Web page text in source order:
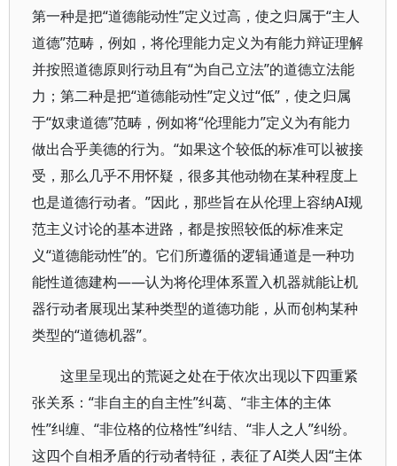
第一种是把“道德能动性”定义过高，使之归属于“主人
道德”范畴，例如，将伦理能力定义为有能力辩证理解
并按照道德原则行动且有“为自己立法”的道德立法能
力；第二种是把“道德能动性”定义过“低”，使之归属
于“奴隶道德”范畴，例如将“伦理能力”定义为有能力
做出合乎美德的行为。“如果这个较低的标准可以被接
受，那么几乎不用怀疑，很多其他动物在某种程度上
也是道德行动者。”因此，那些旨在从伦理上容纳AI规
范主义讨论的基本进路，都是按照较低的标准来定
义“道德能动性”的。它们所遵循的逻辑通道是一种功
能性道德建构——认为将伦理体系置入机器就能让机
器行动者展现出某种类型的道德功能，从而创构某种
类型的“道德机器”。
这里呈现出的荒诞之处在于依次出现以下四重紧
张关系：“非自主的自主性”纠葛、“非主体的主体
性”纠缠、“非位格的位格性”纠结、“非人之人”纠纷。
这四个自相矛盾的行动者特征，表征了AI类人因“主体